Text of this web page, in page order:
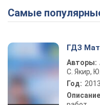
Самые
ГДЗ
Авторы:
С. Якир,
Год: 2013